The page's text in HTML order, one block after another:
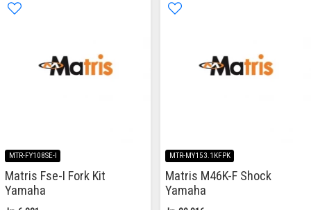
MTR-FY108SE-I
Matris Fse-I Fork Kit
Yamaha
MTR-MY153.1KFPK
Matris M46K-F Shock
Yamaha